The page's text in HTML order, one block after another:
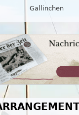
Gallinchen